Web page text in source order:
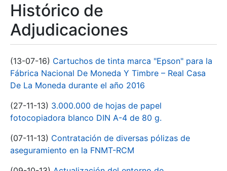
Histórico de
Adjudicaciones
(13-07-16) Cartuchos de tinta marca "Epson" para la
Fábrica Nacional De Moneda Y Timbre – Real Casa
De La Moneda durante el año 2016
(27-11-13) 3.000.000 de hojas de papel
fotocopiadora blanco DIN A-4 de 80 g.
(07-11-13) Contratación de diversas pólizas de
aseguramiento en la FNMT-RCM